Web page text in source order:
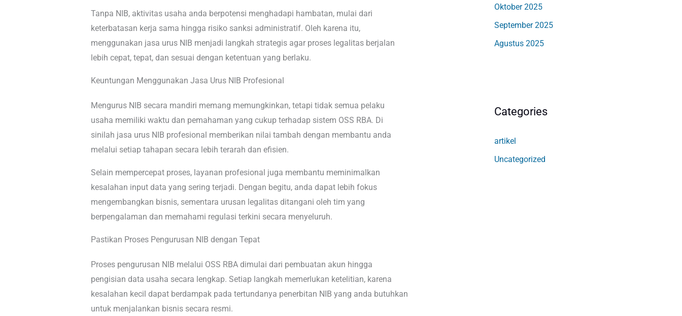
Tanpa NIB, aktivitas usaha anda berpotensi menghadapi hambatan, mulai dari
keterbatasan kerja sama hingga risiko sanksi administratif. Oleh karena itu,
menggunakan jasa urus NIB menjadi langkah strategis agar proses legalitas berjalan
lebih cepat, tepat, dan sesuai dengan ketentuan yang berlaku.
Keuntungan Menggunakan Jasa Urus NIB Profesional
Mengurus NIB secara mandiri memang memungkinkan, tetapi tidak semua pelaku
usaha memiliki waktu dan pemahaman yang cukup terhadap sistem OSS RBA. Di
sinilah jasa urus NIB profesional memberikan nilai tambah dengan membantu anda
melalui setiap tahapan secara lebih terarah dan efisien.
Selain mempercepat proses, layanan profesional juga membantu meminimalkan
kesalahan input data yang sering terjadi. Dengan begitu, anda dapat lebih fokus
mengembangkan bisnis, sementara urusan legalitas ditangani oleh tim yang
berpengalaman dan memahami regulasi terkini secara menyeluruh.
Pastikan Proses Pengurusan NIB dengan Tepat
Proses pengurusan NIB melalui OSS RBA dimulai dari pembuatan akun hingga
pengisian data usaha secara lengkap. Setiap langkah memerlukan ketelitian, karena
kesalahan kecil dapat berdampak pada tertundanya penerbitan NIB yang anda butuhkan
untuk menjalankan bisnis secara resmi.
Oktober 2025
September 2025
Agustus 2025
Categories
artikel
Uncategorized